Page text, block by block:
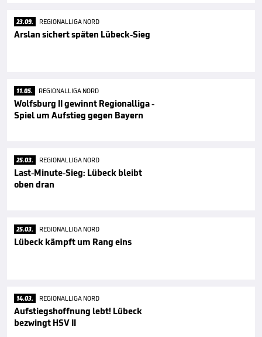
23.09. REGIONALLIGA NORD
Arslan sichert späten Lübeck-Sieg
11.05. REGIONALLIGA NORD
Wolfsburg II gewinnt Regionalliga -
Spiel um Aufstieg gegen Bayern
25.03. REGIONALLIGA NORD
Last-Minute-Sieg: Lübeck bleibt
oben dran
25.03. REGIONALLIGA NORD
Lübeck kämpft um Rang eins
14.03. REGIONALLIGA NORD
Aufstiegshoffnung lebt! Lübeck
bezwingt HSV II